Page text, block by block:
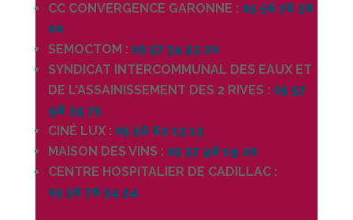
CC CONVERGENCE GARONNE : 05 56 76 38
00
SEMOCTOM : 05 57 34 53 20
SYNDICAT INTERCOMMUNAL DES EAUX ET
DE L'ASSAINISSEMENT DES 2 RIVES : 05 57
98 39 75
CINÉ LUX : 05 56 62 13 13
MAISON DES VINS : 05 57 98 19 20
CENTRE HOSPITALIER DE CADILLAC :
05 56 76 54 54